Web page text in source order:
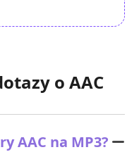
o AAC
AAC na MP3?